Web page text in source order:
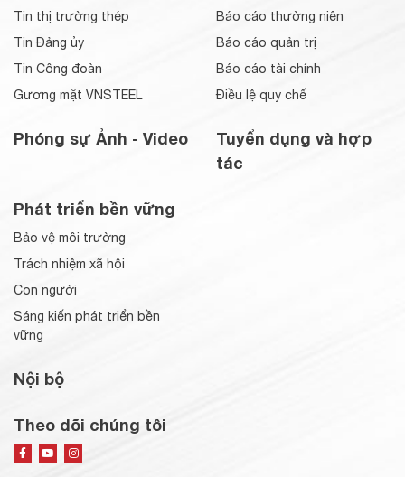
Tin thị trường thép
Tin Đảng ủy
Tin Công đoàn
Gương mặt VNSTEEL
Phóng sự Ảnh - Video
Báo cáo thường niên
Báo cáo quản trị
Báo cáo tài chính
Điều lệ quy chế
Tuyển dụng và hợp
tác
Phát triển bền vững
Bảo vệ môi trường
Trách nhiệm xã hội
Con người
Sáng kiến phát triển bền
vững
Nội bộ
Theo dõi chúng tôi